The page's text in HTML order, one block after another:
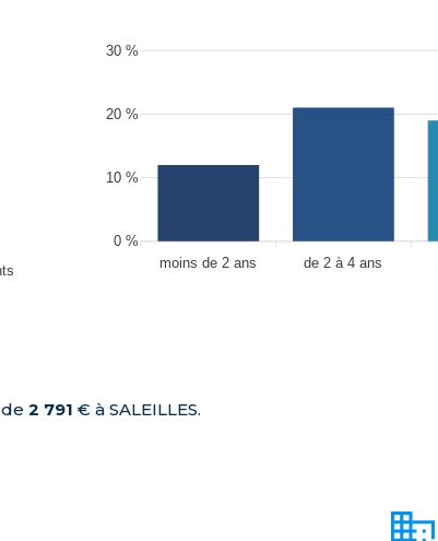
30 %
20 %
10 %
0 %
moins de 2 ans
de 2 à 4 ans
2 791 € à SALEILLES.